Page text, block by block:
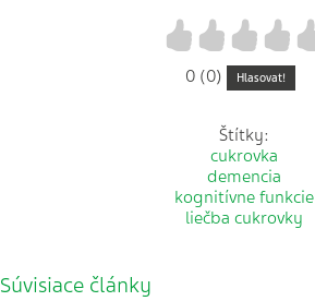
4
3
2
1
0 (0) Hlasovat!
Štítky:
cukrovka
demencia
kognitívne funkcie
liečba cukrovky
Súvisiace články